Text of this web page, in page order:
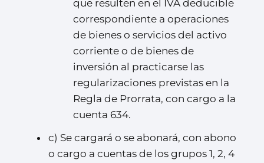
que resulten en el IVA deducible
correspondiente a operaciones
de bienes o servicios del activo
corriente o de bienes de
inversión al practicarse las
regularizaciones previstas en la
Regla de Prorrata, con cargo a la
cuenta 634.
c) Se cargará o se abonará, con abono
o cargo a cuentas de los grupos 1, 2, 4